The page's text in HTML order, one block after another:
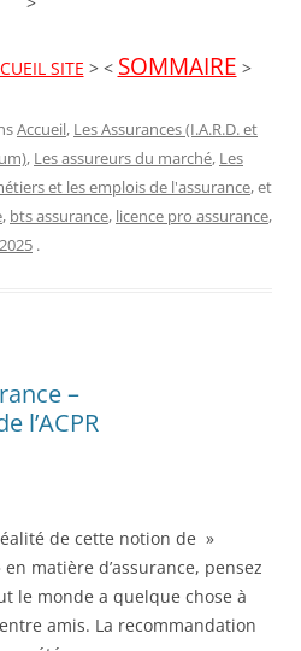
SITE > < SOMMAIRE >
Accueil, Les Assurances (I.A.R.D. et
, Les assureurs du marché, Les
et les emplois de l'assurance, et
, bts assurance, licence pro assurance,
.
–
l’ACPR
de cette notion de »
matière d’assurance, pensez
le monde a quelque chose à
amis. La recommandation